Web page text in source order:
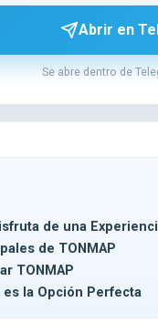
Abrir en
Se abre dentro de
de una
de TONMAP
TONMAP
es la Opción Perfecta